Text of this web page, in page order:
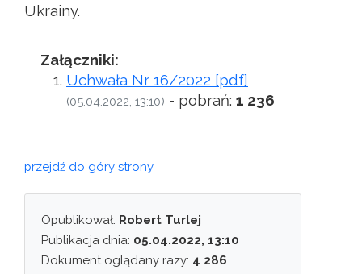
Ukrainy.
Załączniki:
Uchwała Nr 16/2022 [pdf]
(05.04.2022, 13:10) - pobrań: 1 236
przejdź do góry strony
Opublikował: Robert Turlej
Publikacja dnia: 05.04.2022, 13:10
Dokument oglądany razy: 4 286